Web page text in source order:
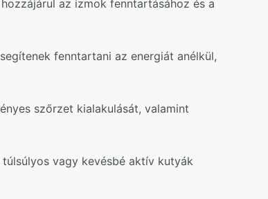
az izmok fenntartásához és a
fenntartani az energiát anélkül,
szőrzet kialakulását, valamint
vagy kevésbé aktív kutyák